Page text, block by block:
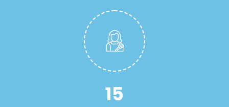
16